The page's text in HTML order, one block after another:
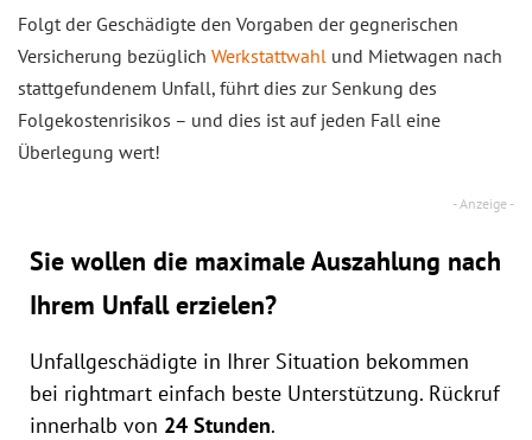
Folgt der Geschädigte den Vorgaben der gegnerischen
Versicherung bezüglich Werkstattwahl und Mietwagen nach
stattgefundenem Unfall, führt dies zur Senkung des
Folgekostenrisikos – und dies ist auf jeden Fall eine
Überlegung wert!
Sie wollen die maximale Auszahlung nach
Ihrem Unfall erzielen?
Unfallgeschädigte in Ihrer Situation bekommen
bei rightmart einfach beste Unterstützung. Rückruf
innerhalb von 24 Stunden.